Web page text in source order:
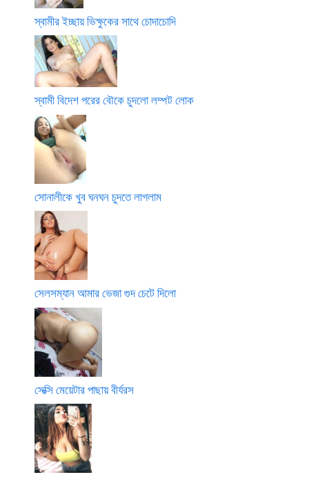
স্বামীর ইচ্ছায় ভিক্ষুকের সাথে চোদাচোদি
স্বামী বিদেশ পরের বৌকে চুদলো লম্পট লোক
সোনালীকে খুব ঘনঘন চুদতে লাগলাম
সেলসম্যান আমার ভেজা গুদ চেটে দিলো
সেক্সি মেয়েটার পাছায় বীর্যরস